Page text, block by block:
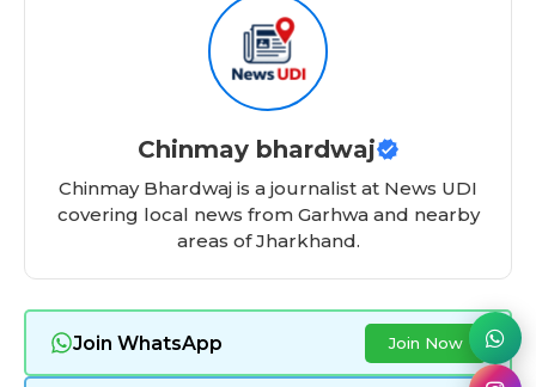
k
p
g
ra
m
a
d
s
Chinmay bhardwaj
Chinmay Bhardwaj is a journalist at News UDI
covering local news from Garhwa and nearby
areas of Jharkhand.
Join WhatsApp Join Now